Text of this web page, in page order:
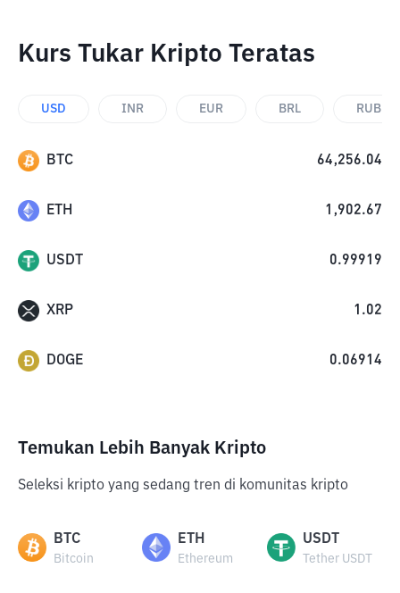
Kurs Tukar Kripto Teratas
USD INR EUR BRL RUB
BTC 64,256.04
ETH 1,902.67
USDT 0.99919
XRP 1.02
DOGE 0.06914
Temukan Lebih Banyak Kripto
Seleksi kripto yang sedang tren di komunitas kripto
BTC
Bitcoin
ETH
Ethereum
USDT
Tether USDT